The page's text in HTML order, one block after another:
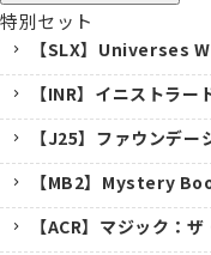
特別セット
【SLX】Universes
【INR】イニストラー
【J25】ファウンデ
【MB2】Mystery
【ACR】マジック：